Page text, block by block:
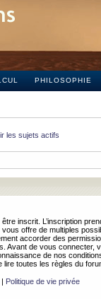
PHILOSOPHIE
les sujets actifs
inscrit. L’inscription
offre de multiples
accorder des
Avant de vous connecter,
de nos
lire toutes les règles du
Politique de vie privée